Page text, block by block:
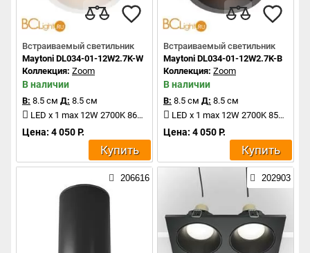
Встраиваемый светильник
Maytoni DL034-01-12W2.7K-W
Коллекция: Zoom
В наличии
В: 8.5 см Д: 8.5 см
LED x 1 max 12W 2700K 860Lm
Цена: 4 050 Р.
Купить
Встраиваемый светильник
Maytoni DL034-01-12W2.7K-B
Коллекция: Zoom
В наличии
В: 8.5 см Д: 8.5 см
LED x 1 max 12W 2700K 850Lm
Цена: 4 050 Р.
Купить
206616 202903